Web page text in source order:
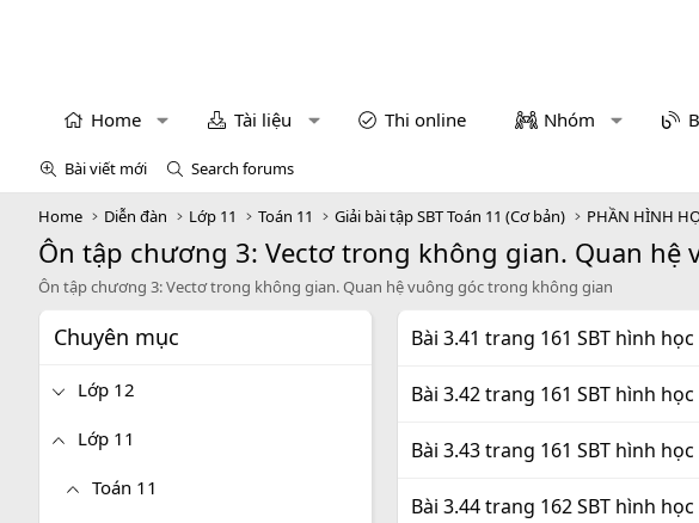
Home Tài liệu Thi online Nhóm
Bài viết mới Search forums
Home Diễn đàn Lớp 11 Toán 11 Giải bài tập SBT Toán 11 (Cơ bản) PHẦN HÌNH
Ôn tập chương 3: Vectơ trong không gian. Quan hệ
Ôn tập chương 3: Vectơ trong không gian. Quan hệ vuông góc trong không gian
Chuyên mục
Lớp 12
Lớp 11
Toán 11
Bài 3.41 trang 161 SBT hình học
Bài 3.42 trang 161 SBT hình học
Bài 3.43 trang 161 SBT hình học
Bài 3.44 trang 162 SBT hình học